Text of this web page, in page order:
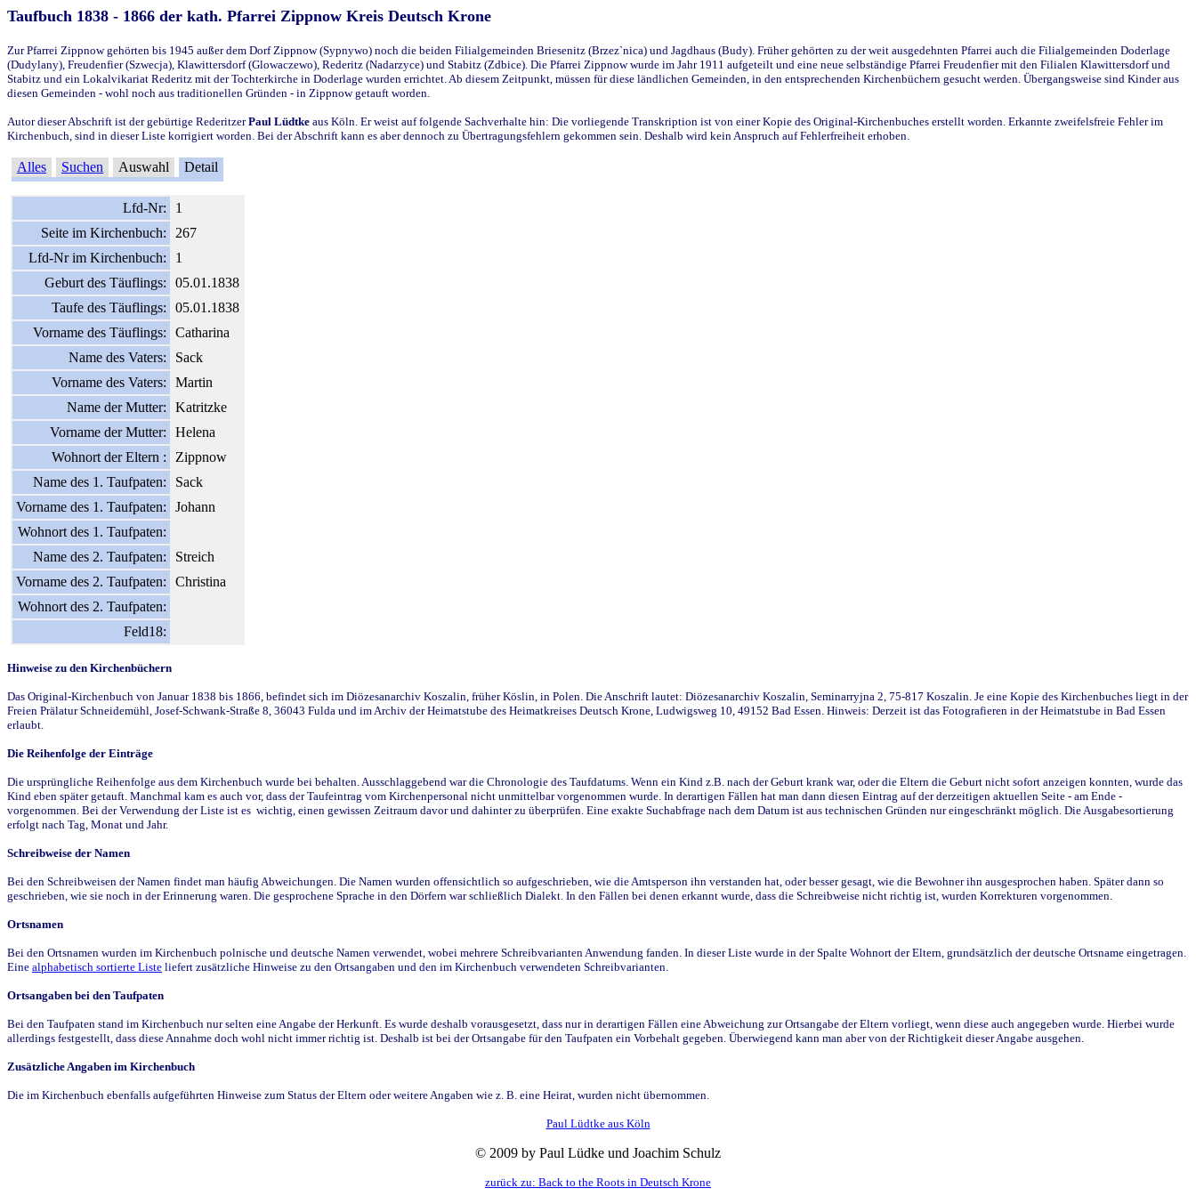
Taufbuch 1838 - 1866 der kath. Pfarrei Zippnow Kreis Deutsch Krone
Zur Pfarrei Zippnow gehörten bis 1945 außer dem Dorf Zippnow (Sypnywo) noch die beiden Filialgemeinden Briesenitz (Brzez`nica) und Jagdhaus (Budy). Früher gehörten zu der weit ausgedehnten Pfarrei auch die Filialgemeinden Doderlage
(Dudylany), Freudenfier (Szwecja), Klawittersdorf (Glowaczewo), Rederitz (Nadarzyce) und Stabitz (Zdbice). Die Pfarrei Zippnow wurde im Jahr 1911 aufgeteilt und eine neue selbständige Pfarrei Freudenfier mit den Filialen Klawittersdorf und
Stabitz und ein Lokalvikariat Rederitz mit der Tochterkirche in Doderlage wurden errichtet. Ab diesem Zeitpunkt, müssen für diese ländlichen Gemeinden, in den entsprechenden Kirchenbüchern gesucht werden. Übergangsweise sind Kinder aus
diesen Gemeinden - wohl noch aus traditionellen Gründen - in Zippnow getauft worden.
Autor dieser Abschrift ist der gebürtige RederitzerPaul Lüdtke aus Köln. Er weist auf folgende Sachverhalte hin: Die vorliegende Transkription ist von einer Kopie des Original-Kirchenbuches erstellt worden. Erkannte zweifelsfreie Fehler im
Kirchenbuch, sind in dieser Liste korrigiert worden. Bei der Abschrift kann es aber dennoch zu Übertragungsfehlern gekommen sein. Deshalb wird kein Anspruch auf Fehlerfreiheit erhoben.
Alles Suchen Auswahl Detail
Lfd-Nr:
1
Seite im Kirchenbuch:
267
Lfd-Nr im Kirchenbuch:
1
Geburt des Täuflings:
05.01.1838
Taufe des Täuflings:
05.01.1838
Vorname des Täuflings:
Catharina
Name des Vaters:
Sack
Vorname des Vaters:
Martin
Name der Mutter:
Katritzke
Vorname der Mutter:
Helena
Wohnort der Eltern :
Zippnow
Name des 1. Taufpaten:
Sack
Vorname des 1. Taufpaten:
Johann
Wohnort des 1. Taufpaten:
Name des 2. Taufpaten:
Streich
Vorname des 2. Taufpaten:
Christina
Wohnort des 2. Taufpaten:
Feld18:
Hinweise zu den Kirchenbüchern
Das Original-Kirchenbuch von Januar 1838 bis 1866, befindet sich im Diözesanarchiv Koszalin, früher Köslin, in Polen. Die Anschrift lautet: Diözesanarchiv Koszalin, Seminarryjna 2, 75-817 Koszalin. Je eine Kopie des Kirchenbuches liegt in der
Freien Prälatur Schneidemühl, Josef-Schwank-Straße 8, 36043 Fulda und im Archiv der Heimatstube des Heimatkreises Deutsch Krone, Ludwigsweg 10, 49152 Bad Essen. Hinweis: Derzeit ist das Fotografieren in der Heimatstube in Bad Essen
erlaubt.
Die Reihenfolge der Einträge
Die ursprüngliche Reihenfolge aus dem Kirchenbuch wurde bei behalten. Ausschlaggebend war die Chronologie des Taufdatums. Wenn ein Kind z.B. nach der Geburt krank war, oder die Eltern die Geburt nicht sofort anzeigen konnten, wurde das
Kind eben später getauft. Manchmal kam es auch vor, dass der Taufeintrag vom Kirchenpersonal nicht unmittelbar vorgenommen wurde. In derartigen Fällen hat man dann diesen Eintrag auf der derzeitigen aktuellen Seite - am Ende -
vorgenommen. Bei der Verwendung der Liste ist es wichtig, einen gewissen Zeitraum davor und dahinter zu überprüfen. Eine exakte Suchabfrage nach dem Datum ist aus technischen Gründen nur eingeschränkt möglich. Die Ausgabesortierung
erfolgt nach Tag, Monat und Jahr.
Schreibweise der Namen
Bei den Schreibweisen der Namen findet man häufig Abweichungen. Die Namen wurden offensichtlich so aufgeschrieben, wie die Amtsperson ihn verstanden hat, oder besser gesagt, wie die Bewohner ihn ausgesprochen haben. Später dann so
geschrieben, wie sie noch in der Erinnerung waren. Die gesprochene Sprache in den Dörfern war schließlich Dialekt. In den Fällen bei denen erkannt wurde, dass die Schreibweise nicht richtig ist, wurden Korrekturen vorgenommen.
Ortsnamen
Bei den Ortsnamen wurden im Kirchenbuch polnische und deutsche Namen verwendet, wobei mehrere Schreibvarianten Anwendung fanden. In dieser Liste wurde in der Spalte Wohnort der Eltern, grundsätzlich der deutsche Ortsname eingetragen.
Eine alphabetisch sortierte Liste liefert zusätzliche Hinweise zu den Ortsangaben und den im Kirchenbuch verwendeten Schreibvarianten.
Ortsangaben bei den Taufpaten
Bei den Taufpaten stand im Kirchenbuch nur selten eine Angabe der Herkunft. Es wurde deshalb vorausgesetzt, dass nur in derartigen Fällen eine Abweichung zur Ortsangabe der Eltern vorliegt, wenn diese auch angegeben wurde. Hierbei wurde
allerdings festgestellt, dass diese Annahme doch wohl nicht immer richtig ist. Deshalb ist bei der Ortsangabe für den Taufpaten ein Vorbehalt gegeben. Überwiegend kann man aber von der Richtigkeit dieser Angabe ausgehen.
Zusätzliche Angaben im Kirchenbuch
Die im Kirchenbuch ebenfalls aufgeführten Hinweise zum Status der Eltern oder weitere Angaben wie z. B. eine Heirat, wurden nicht übernommen.
Paul Lüdtke aus Köln
© 2009 by Paul Lüdke und Joachim Schulz
zurück zu: Back to the Roots in Deutsch Krone